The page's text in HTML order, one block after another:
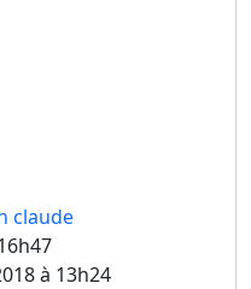
claude
à 13h24